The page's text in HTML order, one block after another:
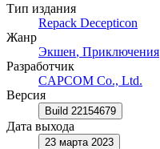
Тип издания
Repack Decepticon
Жанр
Экшен, Приключения
Разработчик
CAPCOM Co., Ltd.
Версия
Build 22154679
Дата выхода
23 марта 2023